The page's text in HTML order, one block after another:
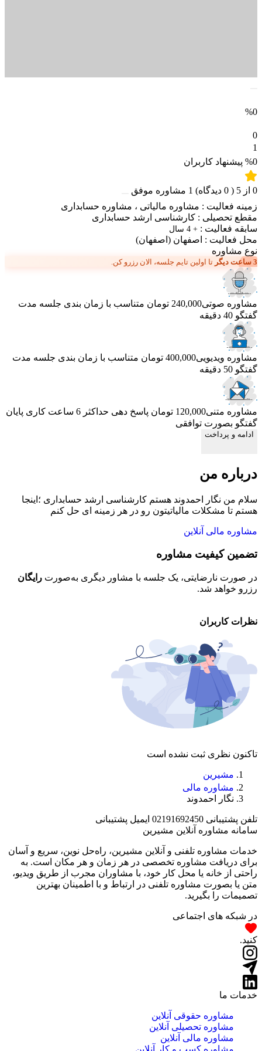
%0
0
1
%0 پیشنهاد کاربران
0 از 5
(
0 دیدگاه) 1 مشاوره موفق
زمینه فعالیت : مشاوره مالیاتی ، مشاوره حسابداری
مقطع تحصیلی : کارشناسی ارشد حسابداری
سابقه فعالیت : + 4 سال
محل فعالیت : اصفهان (اصفهان)
نوع مشاوره
3 ساعت دیگر تا اولین تایم جلسه، الان رزرو کن.
مشاوره صوتی240,000 تومان متناسب با زمان بندی جلسه مدت
گفتگو 40 دقیقه
مشاوره ویدیویی400,000 تومان متناسب با زمان بندی جلسه مدت
گفتگو 50 دقیقه
مشاوره متنی120,000 تومان پاسخ دهی حداکثر 6 ساعت کاری
پایان
گفتگو بصورت توافقی
ادامه و پرداخت
درباره من
سلام من نگار احمدوند هستم کارشناسی ارشد حسابداری ؛اینجا
هستم تا مشکلات مالیاتیتون رو در هر زمینه ای حل کنم
مشاوره مالی آنلاین
تضمین کیفیت مشاوره
در صورت نارضایتی، یک جلسه با مشاور دیگری به‌صورت رایگان
رزرو خواهد شد.
نظرات کاربران
تاکنون نظری ثبت نشده است
مشیرین
مشاوره مالی
نگار احمدوند
تلفن پشتیبانی 02191692450 ایمیل پشتیبانی
سامانه مشاوره آنلاین مشیرین
خدمات مشاوره تلفنی و آنلاین مشیرین، راه‌‌حل نوین، سریع و آسان
برای دریافت مشاوره تخصصی در هر زمان و هر مکان است. به
راحتی از خانه یا محل کار خود، با مشاوران مجرب از طریق ویدیو،
متن یا بصورت مشاوره تلفنی در ارتباط و با اطمینان بهترین
تصمیمات را بگیرید.
در شبکه های اجتماعی
کنید.
خدمات ما
مشاوره حقوقی آنلاین
مشاوره تحصیلی آنلاین
مشاوره مالی آنلاین